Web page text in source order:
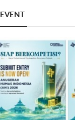
EVENT
Previous